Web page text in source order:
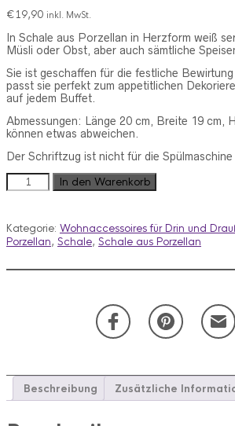
€19,90 inkl. MwSt.
In Schale aus Porzellan in Herzform weiß
Müsli oder Obst, aber auch sämtliche
Sie ist geschaffen für die festliche
passt sie perfekt zum appetitlichen
auf jedem Buffet.
Abmessungen: Länge 20 cm, Breite 19 cm,
können etwas abweichen.
Der Schriftzug ist nicht für die
Schale
aus
Herzform
weiß
In den Warenkorb
Kategorie: Wohnaccessoires für Drin und
Porzellan, Schale, Schale aus Porzellan
Beschreibung Zusätzliche